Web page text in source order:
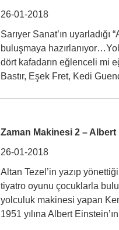
26-01-2018
Sarıyer Sanat’ın
buluşmaya
dört kafadarın eğlenceli mi
Bastır, Eşek Fret, Kedi
Zaman Makinesi 2 –
26-01-2018
Altan Tezel’in yazıp
tiyatro oyunu çocuklarla
yolculuk makinesi yapan
1951 yılına Albert